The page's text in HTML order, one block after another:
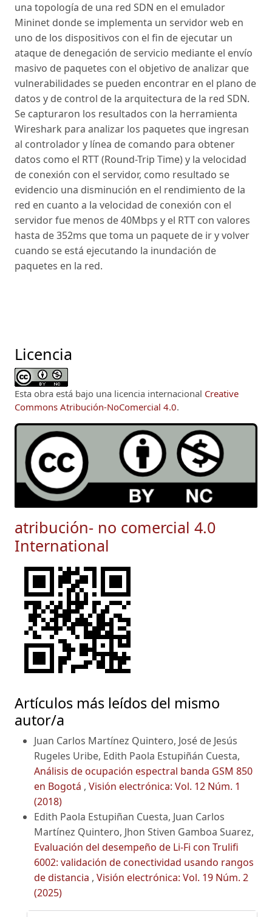
una topología de una red SDN en el emulador
Mininet donde se implementa un servidor web en
uno de los dispositivos con el fin de ejecutar un
ataque de denegación de servicio mediante el envío
masivo de paquetes con el objetivo de analizar que
vulnerabilidades se pueden encontrar en el plano de
datos y de control de la arquitectura de la red SDN.
Se capturaron los resultados con la herramienta
Wireshark para analizar los paquetes que ingresan
al controlador y línea de comando para obtener
datos como el RTT (Round-Trip Time) y la velocidad
de conexión con el servidor, como resultado se
evidencio una disminución en el rendimiento de la
red en cuanto a la velocidad de conexión con el
servidor fue menos de 40Mbps y el RTT con valores
hasta de 352ms que toma un paquete de ir y volver
cuando se está ejecutando la inundación de
paquetes en la red.
Licencia
Esta obra está bajo una licencia internacional Creative
Commons Atribución-NoComercial 4.0.
atribución- no comercial 4.0
International
Artículos más leídos del mismo
autor/a
Juan Carlos Martínez Quintero, José de Jesús
Rugeles Uribe, Edith Paola Estupiñán Cuesta,
Análisis de ocupación espectral banda GSM 850
en Bogotá , Visión electrónica: Vol. 12 Núm. 1
(2018)
Edith Paola Estupiñan Cuesta, Juan Carlos
Martínez Quintero, Jhon Stiven Gamboa Suarez,
Evaluación del desempeño de Li-Fi con Trulifi
6002: validación de conectividad usando rangos
de distancia , Visión electrónica: Vol. 19 Núm. 2
(2025)